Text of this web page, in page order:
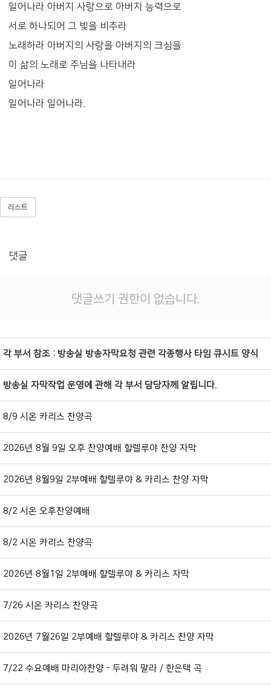
일어나라 아버지 사랑으로 아버지 능력으로
서로 하나되어 그 빛을 비추라
노래하라 아버지의 사랑을 아버지의 크심을
이 삶의 노래로 주님을 나타내라
일어나라
일어나라 일어나라.
리스트
댓글
댓글쓰기 권한이 없습니다.
각 부서 참조 : 방송실 방송자막요청 관련 각종행사 타임 큐시트 양식
방송실 자막작업 운영에 관해 각 부서 담당자께 알립니다.
8/9 시온 카리스 찬양곡
2026년 8월 9일 오후 찬양예배 할렐루야 찬양 자막
2026년 8월9일 2부예배 할렐루야 & 카리스 찬양 자막
8/2 시온 오후찬양예배
8/2 시온 카리스 찬양곡
2026년 8월1일 2부예배 할렐루야 & 카리스 자막
7/26 시온 카리스 찬양곡
2026년 7월26일 2부예배 할렐루야 & 카리스 찬양 자막
7/22 수요예배 마리아찬양 - 두려워 말라 / 한은택 곡